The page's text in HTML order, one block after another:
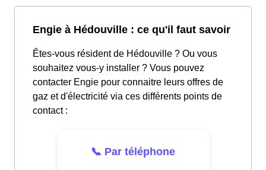
Engie à Hédouville : ce qu'il faut savoir
Êtes-vous résident de Hédouville ? Ou vous
souhaitez vous-y installer ? Vous pouvez
contacter Engie pour connaitre leurs offres de
gaz et d'électricité via ces différents points de
contact :
📞 Par téléphone